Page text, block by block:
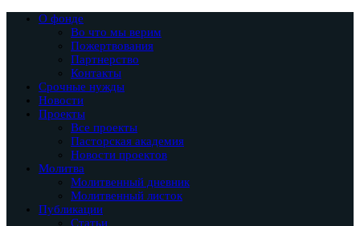
О фонде
Во что мы верим
Пожертвования
Партнерство
Контакты
Срочные нужды
Новости
Проекты
Все проекты
Пасторская академия
Новости проектов
Молитва
Молитвенный дневник
Молитвенный листок
Публикации
Статьи